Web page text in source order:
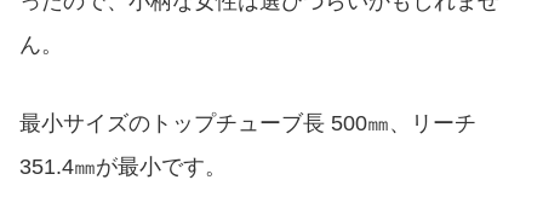
ん。
最小サイズのトップチューブ長 500㎜、リーチ
351.4㎜が最小です。